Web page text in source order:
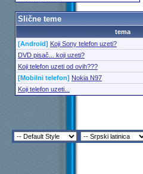
Slične teme
tema
[Android] Koji Sony telefon uzeti?
DVD pisač... koji uzeti?
Koji telefon uzeti od ovih???
[Mobilni telefon] Nokia N97
Koji telefon uzeti...